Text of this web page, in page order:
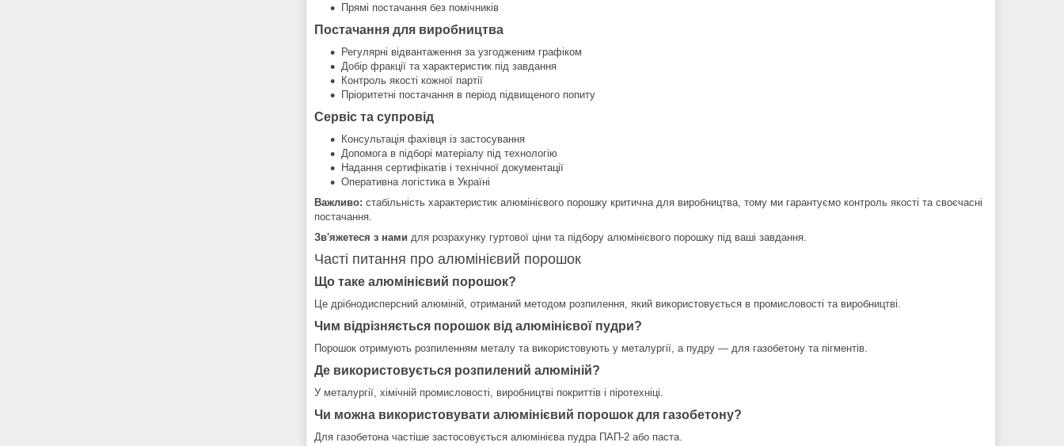
Прямі постачання без помічників
Постачання для виробництва
Регулярні відвантаження за узгодженим графіком
Добір фракції та характеристик під завдання
Контроль якості кожної партії
Пріоритетні постачання в період підвищеного попиту
Сервіс та супровід
Консультація фахівця із застосування
Допомога в підборі матеріалу під технологію
Надання сертифікатів і технічної документації
Оперативна логістика в Україні
Важливо: стабільність характеристик алюмінієвого порошку критична для виробництва, тому ми гарантуємо контроль якості та своєчасні
постачання.
Зв'яжетеся з нами для розрахунку гуртової ціни та підбору алюмінієвого порошку під ваші завдання.
Часті питання про алюмінієвий порошок
Що таке алюмінієвий порошок?
Це дрібнодисперсний алюміній, отриманий методом розпилення, який використовується в промисловості та виробництві.
Чим відрізняється порошок від алюмінієвої пудри?
Порошок отримують розпиленням металу та використовують у металургії, а пудру — для газобетону та пігментів.
Де використовується розпилений алюміній?
У металургії, хімічній промисловості, виробництві покриттів і піротехніці.
Чи можна використовувати алюмінієвий порошок для газобетону?
Для газобетона частіше застосовується алюмінієва пудра ПАП-2 або паста.